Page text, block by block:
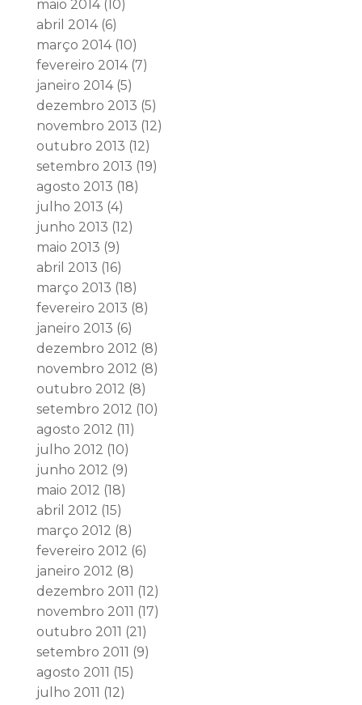
maio 2014(10)
abril 2014(6)
março 2014(10)
fevereiro 2014(7)
janeiro 2014(5)
dezembro 2013 (5)
novembro 2013 (12)
outubro 2013 (12)
setembro 2013 (19)
agosto 2013 (18)
julho 2013 (4)
junho 2013 (12)
maio 2013 (9)
abril 2013 (16)
março 2013 (18)
fevereiro 2013 (8)
janeiro 2013 (6)
dezembro 2012 (8)
novembro 2012 (8)
outubro 2012 (8)
setembro 2012 (10)
agosto 2012 (11)
julho 2012 (10)
junho 2012 (9)
maio 2012 (18)
abril 2012 (15)
março 2012 (8)
fevereiro 2012 (6)
janeiro 2012 (8)
dezembro 2011 (12)
novembro 2011 (17)
outubro 2011 (21)
setembro 2011 (9)
agosto 2011 (15)
julho 2011 (12)